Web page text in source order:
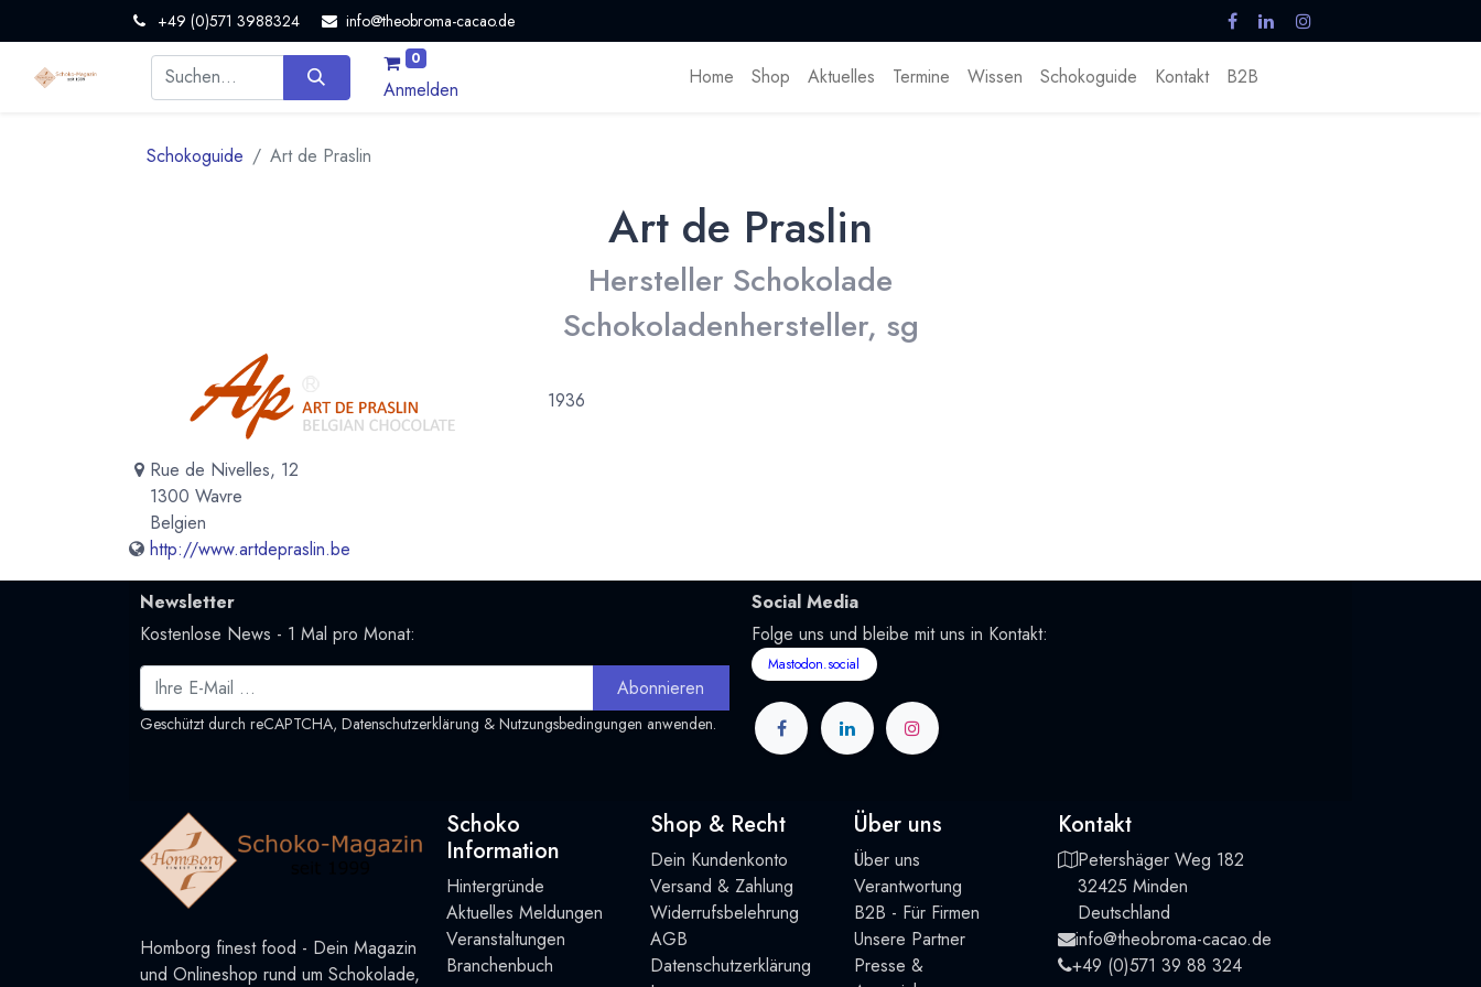
+49 (0)571 3988324 info@theobroma-cacao.de
0
Anmelden
Home Shop Aktuelles Termine Wissen Schokoguide Kontakt B2B
Schokoguide Art de Praslin
Art de Praslin
Hersteller Schokolade
Schokoladenhersteller, sg
Rue de Nivelles, 12
1300 Wavre
Belgien
http://www.artdepraslin.be
1936
Newsletter
Kostenlose News - 1 Mal pro Monat:
Abonnieren
Geschützt durch reCAPTCHA, Datenschutzerklärung & Nutzungsbedingungen anwenden.
Social Media
Folge uns und bleibe mit uns in Kontakt:
Mastodon.social
Schoko
Information
Hintergründe
Aktuelles Meldungen
Veranstaltungen
Branchenbuch
Shop & Recht
Dein Kundenkonto
Versand & Zahlung
Widerrufsbelehrung
AGB
Datenschutzerklärung
Über uns
Über uns
Verantwortung
B2B - Für Firmen
Unsere Partner
Presse &
Kontakt
Petershäger Weg 182
32425 Minden
Deutschland
info@theobroma-cacao.de
+49 (0)571 39 88 324
Homborg finest food - Dein Magazin
und Onlineshop rund um Schokolade,